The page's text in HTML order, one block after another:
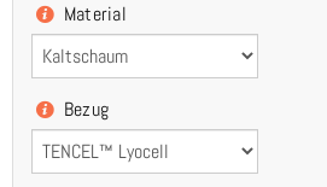
Material
Bezug